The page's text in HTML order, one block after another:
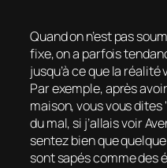
Quand on n’est pas
fixe, on a parfois
jusqu’à ce que la
Par exemple, après
maison, vous vous dites
du mal, si j’allais voir
sentez bien que
sont sapés comme des